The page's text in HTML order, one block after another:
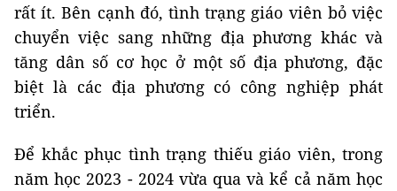
rất ít. Bên cạnh đó, tình trạng giáo viên bỏ việc
chuyển việc sang những địa phương khác và
tăng dân số cơ học ở một số địa phương, đặc
biệt là các địa phương có công nghiệp phát
triển.
Để khắc phục tình trạng thiếu giáo viên, trong
năm học 2023 - 2024 vừa qua và kể cả năm học